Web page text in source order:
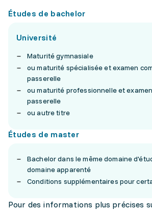
Études de bachelor
Université
Maturité gymnasiale
ou maturité spécialisée et examen
passerelle
ou maturité professionnelle et
passerelle
ou autre titre
Études de master
Bachelor dans le même domaine
domaine apparenté
Conditions supplémentaires pour
Pour des informations plus précises